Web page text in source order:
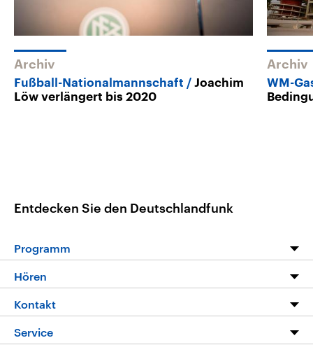
Archiv
Fußball-Nationalmannschaft
Joachim
Löw verlängert bis 2020
Archiv
WM-
Entdecken Sie den Deutschlandfunk
Programm
Programm
Die Nachrichten
Nachrichtenleicht
Hören
Livestream
Podcasts
Kontakt
Hörerservice
Service